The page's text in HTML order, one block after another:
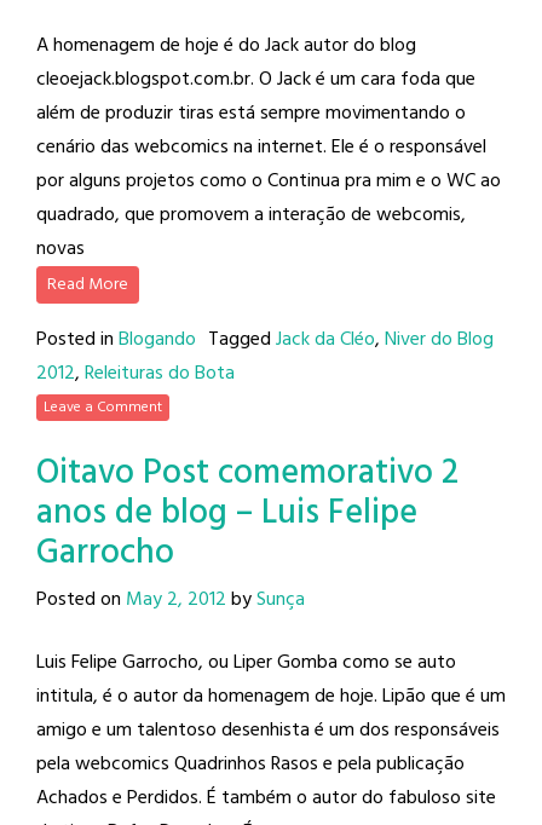
A homenagem de hoje é do Jack autor do blog
cleoejack.blogspot.com.br. O Jack é um cara foda que
além de produzir tiras está sempre movimentando o
cenário das webcomics na internet. Ele é o responsável
por alguns projetos como o Continua pra mim e o WC ao
quadrado, que promovem a interação de webcomis,
novas
Read More
Posted inBlogando TaggedJack da Cléo,Niver do Blog
2012,Releituras do Bota
Leave a Comment
Oitavo Post comemorativo 2
anos de blog – Luis Felipe
Garrocho
Posted on May 2, 2012bySunça
Luis Felipe Garrocho, ou Liper Gomba como se auto
intitula, é o autor da homenagem de hoje. Lipão que é um
amigo e um talentoso desenhista é um dos responsáveis
pela webcomics Quadrinhos Rasos e pela publicação
Achados e Perdidos. É também o autor do fabuloso site